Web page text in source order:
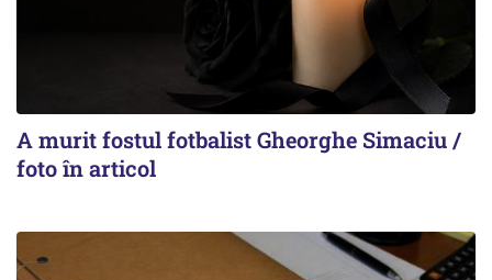
A murit fostul fotbalist Gheorghe Simaciu /
foto în articol